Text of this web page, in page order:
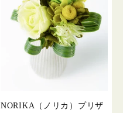
NORIKA（ノリカ）プリザ